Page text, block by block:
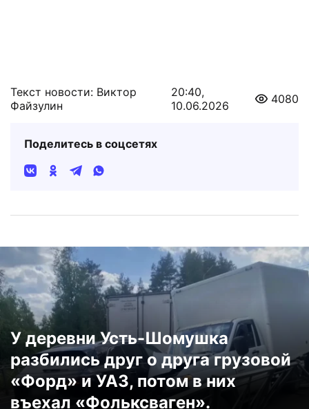
Текст новости: Виктор
Файзулин
20:40,
10.06.2026
4080
Поделитесь в соцсетях
У деревни Усть-Шомушка
разбились друг о друга грузовой
«Форд» и УАЗ, потом в них
въехал «Фольксваген».